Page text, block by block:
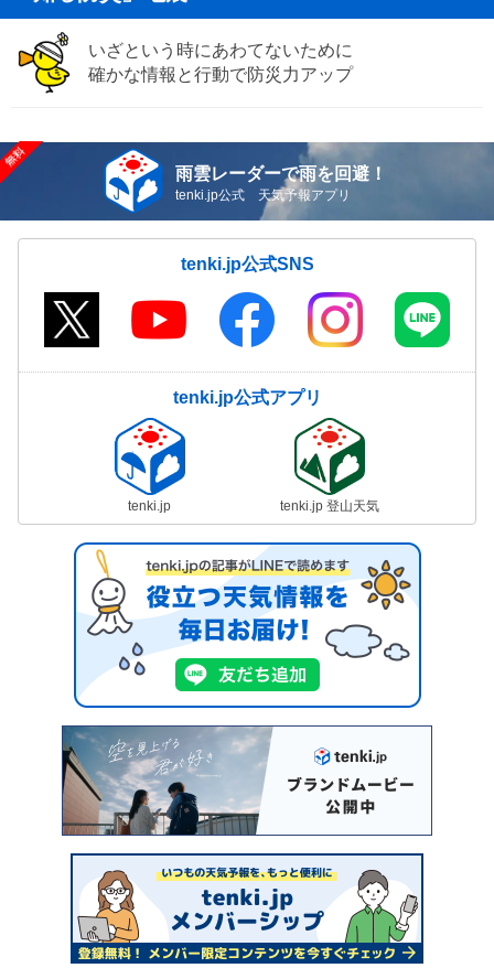
いざという時にあわてないために
確かな情報と行動で防災力アップ
雨雲レーダーで雨を回避！
tenki.jp公式 天気予報アプリ
tenki.jp公式SNS
tenki.jp公式アプリ
tenki.jp tenki.jp 登山天気